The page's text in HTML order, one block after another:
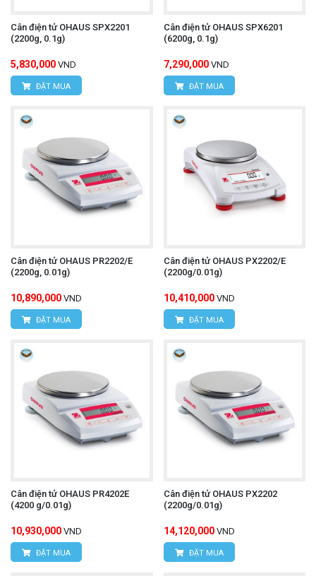
Cân điện tử OHAUS SPX2201
(2200g, 0.1g)
5,830,000 VND
ĐẶT MUA
Cân điện tử OHAUS SPX6201
(6200g, 0.1g)
7,290,000 VND
ĐẶT MUA
Cân điện tử OHAUS PR2202/E
(2200g, 0.01g)
10,890,000 VND
ĐẶT MUA
Cân điện tử OHAUS PX2202/E
(2200g/0.01g)
10,410,000 VND
ĐẶT MUA
Cân điện tử OHAUS PR4202E
(4200 g/0.01g)
10,930,000 VND
ĐẶT MUA
Cân điện tử OHAUS PX2202
(2200g/0.01g)
14,120,000 VND
ĐẶT MUA